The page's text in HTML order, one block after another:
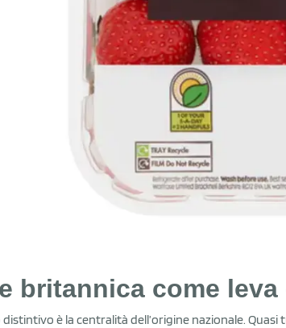
britannica come leva
è la centralità dell’origine nazionale.